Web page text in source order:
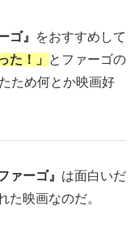
ゴ』
をおすすめして
た！」
とファーゴの
ため何とか映画好
ァーゴ』 は面白いだ
た映画なのだ。